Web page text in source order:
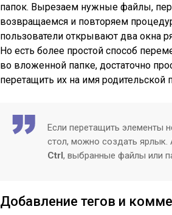
папок. Вырезаем нужные файлы,
возвращаемся и повторяем
пользователи открывают два окна
Но есть более простой способ
во вложенной папке, достаточно
перетащить их на имя родительской
Если перетащить элементы
стол, можно создать ярлык.
Ctrl, выбранные файлы или
Добавление тегов и